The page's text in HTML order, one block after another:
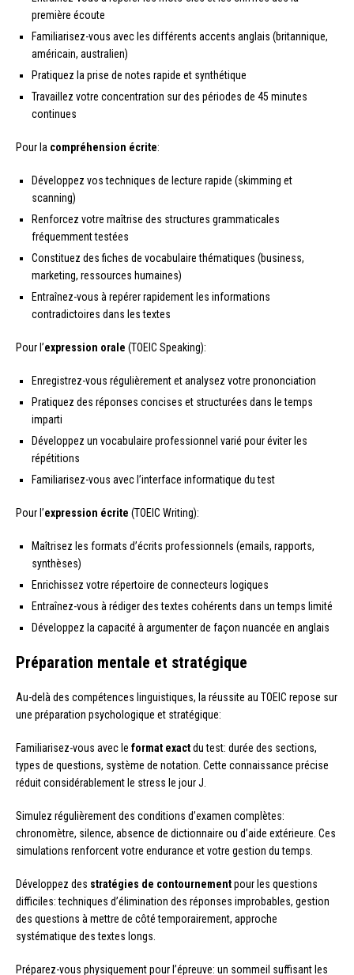
première écoute
Familiarisez-vous avec les différents accents anglais (britannique,
américain, australien)
Pratiquez la prise de notes rapide et synthétique
Travaillez votre concentration sur des périodes de 45 minutes
continues
Pour la compréhension écrite:
Développez vos techniques de lecture rapide (skimming et
scanning)
Renforcez votre maîtrise des structures grammaticales
fréquemment testées
Constituez des fiches de vocabulaire thématiques (business,
marketing, ressources humaines)
Entraînez-vous à repérer rapidement les informations
contradictoires dans les textes
Pour l’expression orale (TOEIC Speaking):
Enregistrez-vous régulièrement et analysez votre prononciation
Pratiquez des réponses concises et structurées dans le temps
imparti
Développez un vocabulaire professionnel varié pour éviter les
répétitions
Familiarisez-vous avec l’interface informatique du test
Pour l’expression écrite (TOEIC Writing):
Maîtrisez les formats d’écrits professionnels (emails, rapports,
synthèses)
Enrichissez votre répertoire de connecteurs logiques
Entraînez-vous à rédiger des textes cohérents dans un temps limité
Développez la capacité à argumenter de façon nuancée en anglais
Préparation mentale et stratégique
Au-delà des compétences linguistiques, la réussite au TOEIC repose sur
une préparation psychologique et stratégique:
Familiarisez-vous avec le format exactdu test: durée des sections,
types de questions, système de notation. Cette connaissance précise
réduit considérablement le stress le jour J.
Simulez régulièrement des conditions d’examen complètes:
chronomètre, silence, absence de dictionnaire ou d’aide extérieure. Ces
simulations renforcent votre endurance et votre gestion du temps.
Développez des stratégies de contournementpour les questions
difficiles: techniques d’élimination des réponses improbables, gestion
des questions à mettre de côté temporairement, approche
systématique des textes longs.
Préparez-vous physiquement pour l’épreuve: un sommeil suffisant les